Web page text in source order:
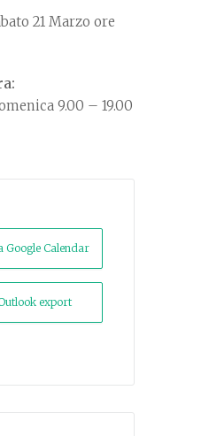
21 Marzo ore
9.00 – 19.00
Google Calendar
export